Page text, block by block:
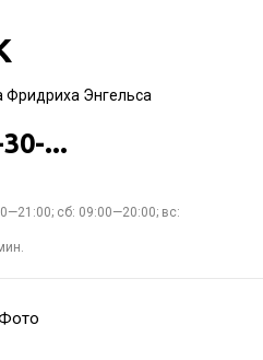
Фридриха Энгельса
...
сб: 09:00—20:00; вс: